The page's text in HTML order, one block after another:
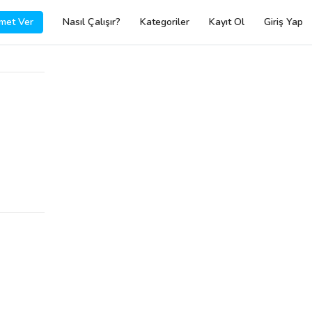
Ver Nasıl Çalışır? Kategoriler Kayıt Ol Giriş Yap